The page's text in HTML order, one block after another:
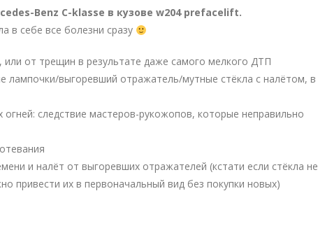
Benz C-klasse в кузове w204 prefacelift.
в себе все болезни сразу
от трещин в результате даже самого мелкого ДТП
лампочки/выгоревший отражатель/мутные стёкла с налётом, в
следствие мастеров-рукожопов, которые неправильно
и налёт от выгоревших отражателей (кстати если стёкла не
привести их в первоначальный вид без покупки новых)